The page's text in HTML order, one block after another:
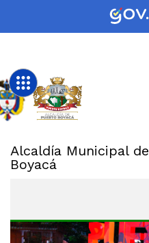
Alcaldía Municipal de
Boyacá